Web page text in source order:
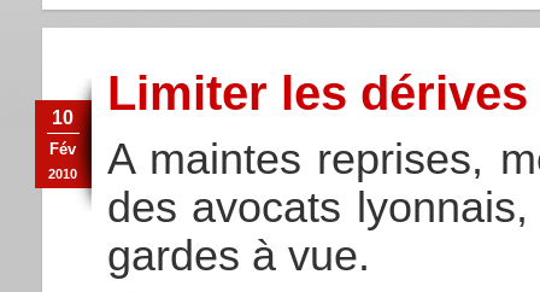
Limiter les
10
Fév
2010
A maintes reprises,
des avocats
gardes à vue.